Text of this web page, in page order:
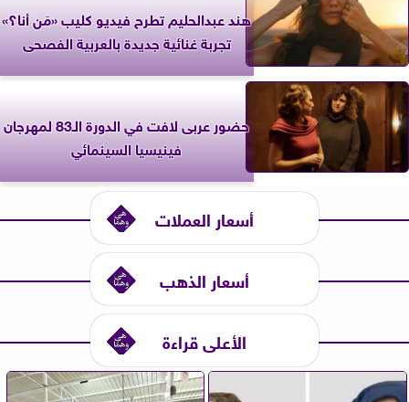
هند عبدالحليم تطرح فيديو كليب «مَن أنا؟»
تجربة غنائية جديدة بالعربية الفصحى
حضور عربى لافت في الدورة الـ83 لمهرجان
فينيسيا السينمائي
أسعار العملات
أسعار الذهب
الأعلى قراءة